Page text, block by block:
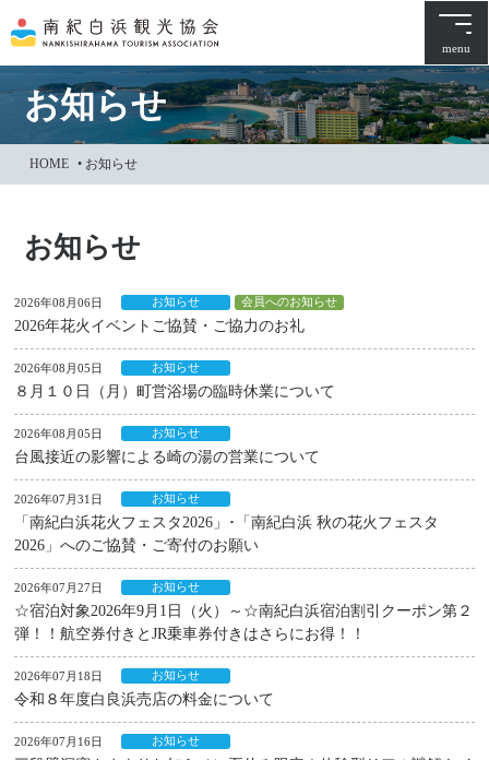
文
に
ス
ッ
menu
お知らせ
HOME • お知らせ
お知らせ
2026年08月06日 お知らせ 会員へのお知らせ
2026年花火イベントご協賛・ご協力のお礼
2026年08月05日 お知らせ
８月１０日（月）町営浴場の臨時休業について
2026年08月05日 お知らせ
台風接近の影響による崎の湯の営業について
2026年07月31日 お知らせ
「南紀白浜花火フェスタ2026」･「南紀白浜 秋の花火フェスタ
2026」へのご協賛・ご寄付のお願い
2026年07月27日 お知らせ
☆宿泊対象2026年9月1日（火）～☆南紀白浜宿泊割引クーポン第２
弾！！航空券付きとJR乗車券付きはさらにお得！！
2026年07月18日 お知らせ
令和８年度白良浜売店の料金について
2026年07月16日 お知らせ